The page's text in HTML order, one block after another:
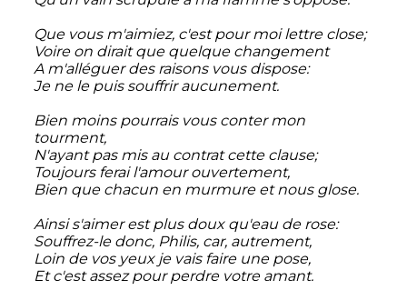
Que vous m'aimiez, c'est pour moi lettre close;
Voire on dirait que quelque changement
A m'alléguer des raisons vous dispose:
Je ne le puis souffrir aucunement.
Bien moins pourrais vous conter mon
tourment,
N'ayant pas mis au contrat cette clause;
Toujours ferai l'amour ouvertement,
Bien que chacun en murmure et nous glose.
Ainsi s'aimer est plus doux qu'eau de rose:
Souffrez-le donc, Philis, car, autrement,
Loin de vos yeux je vais faire une pose,
Et c'est assez pour perdre votre amant.